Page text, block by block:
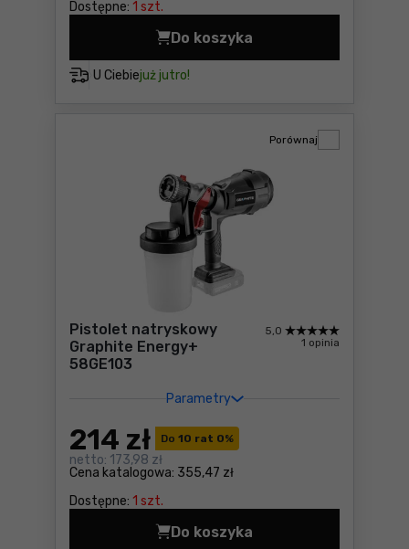
Dostępne: 1 szt.
U Ciebiejuż jutro!
Do koszyka
Pistolet do malowania
Pistolet natryskowy
Graphite Energy+
58GE103
Parametry
5,0
1 opinia
Do 10 rat 0%
Cena katalogowa: 355,47 zł
214 zł
netto: 173,98 zł
Dostępne: 1 szt.
Porównaj
Do koszyka
Pistolet natryskowy